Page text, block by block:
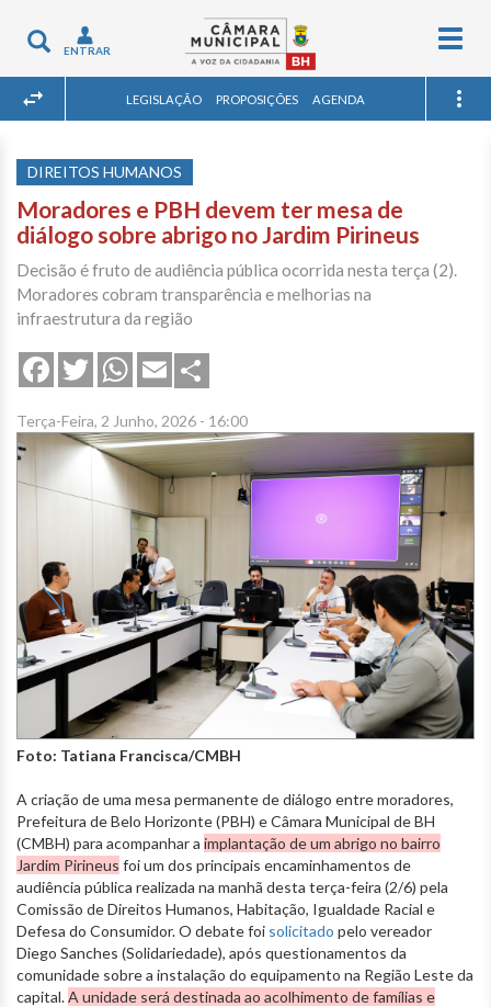
Toggle
navigation
ENTRAR
LEGISLAÇÃO PROPOSIÇÕES AGENDA
DIREITOS HUMANOS
Moradores e PBH devem ter mesa de
diálogo sobre abrigo no Jardim Pirineus
Decisão é fruto de audiência pública ocorrida nesta terça (2).
Moradores cobram transparência e melhorias na
infraestrutura da região
FacebookTwitterWhatsApp
Email
Terça-Feira, 2 Junho, 2026 - 16:00
Foto: Tatiana Francisca/CMBH
A criação de uma mesa permanente de diálogo entre moradores,
Prefeitura de Belo Horizonte (PBH) e Câmara Municipal de BH
(CMBH) para acompanhar a implantação de um abrigo no bairro
Jardim Pirineus foi um dos principais encaminhamentos de
audiência pública realizada na manhã desta terça-feira (2/6) pela
Comissão de Direitos Humanos, Habitação, Igualdade Racial e
Defesa do Consumidor. O debate foi solicitado pelo vereador
Diego Sanches (Solidariedade), após questionamentos da
comunidade sobre a instalação do equipamento na Região Leste da
capital.A unidade será destinada ao acolhimento de famílias e